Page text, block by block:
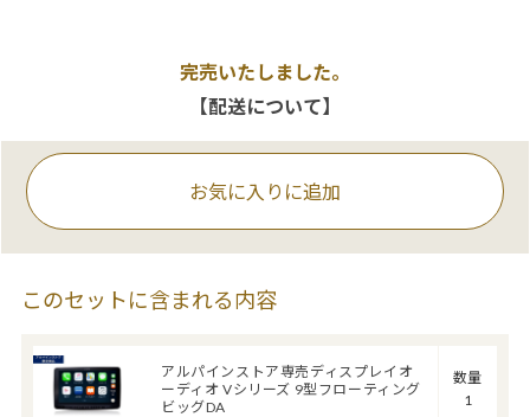
完売いたしました。
【配送について】
お気に入りに追加
このセットに含まれる内容
アルパインストア専売ディスプレイオ
ーディオ Vシリーズ 9型フローティング
ビッグDA
数量
1